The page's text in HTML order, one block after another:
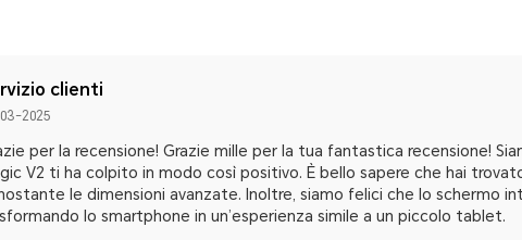
clienti
2025
per la recensione! Grazie mille per la tua fantastica recensione!
V2 ti ha colpito in modo così positivo. È bello sapere che hai
le dimensioni avanzate. Inoltre, siamo felici che lo schermo
lo smartphone in un’esperienza simile a un piccolo tablet.